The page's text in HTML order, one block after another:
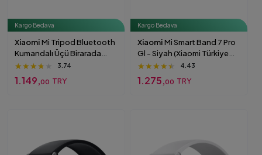
Kargo Bedava
XiaomiMi Tripod Bluetooth
Kumandalı Üçü Birarada
Selfie Çubuğu
★★★★★
★★★★★
★★★★★ 3.74
1.149,00 TRY
Kargo Bedava
XiaomiMi Smart Band 7 Pro
Gl - Siyah (Xiaomi Türkiye
Garantili) Siyah
★★★★★
★★★★★
★★★★★ 4.43
1.275,00 TRY